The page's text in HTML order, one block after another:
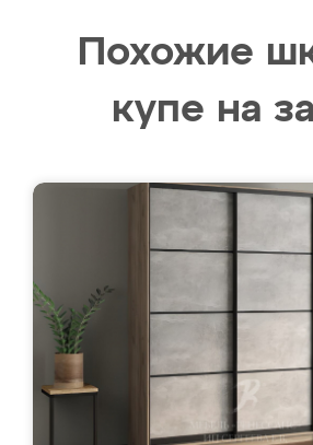
Похожие
купе на